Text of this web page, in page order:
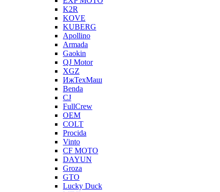
K2R
KOVE
KUBERG
Apollino
Armada
Gaokin
QJ Motor
XGZ
ИжТехМаш
Benda
CJ
FullCrew
OEM
COLT
Procida
Vinto
CF MOTO
DAYUN
Groza
GTO
Lucky Duck